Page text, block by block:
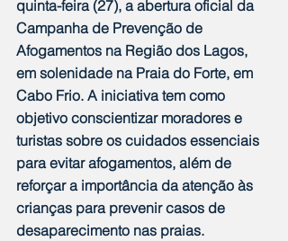
quinta-feira (27), a abertura oficial da
Campanha de Prevenção de
Afogamentos na Região dos Lagos,
em solenidade na Praia do Forte, em
Cabo Frio. A iniciativa tem como
objetivo conscientizar moradores e
turistas sobre os cuidados essenciais
para evitar afogamentos, além de
reforçar a importância da atenção às
crianças para prevenir casos de
desaparecimento nas praias.